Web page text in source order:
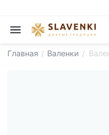
Главная / Валенки /